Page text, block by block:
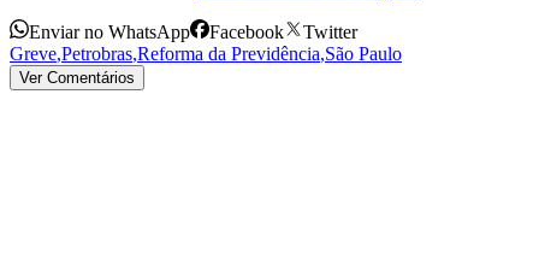
Enviar no WhatsApp Facebook
Twitter
Greve,Petrobras,Reforma da Previdência,São Paulo
Ver Comentários